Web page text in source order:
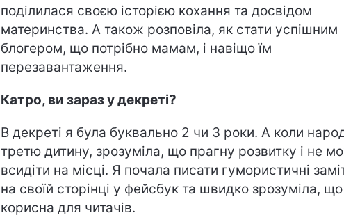
поділилася своєю історією кохання та досвідом
материнства. А також розповіла, як стати успішним
блогером, що потрібно мамам, і навіщо їм
перезавантаження.
Катро, ви зараз у декреті?
В декреті я була буквально 2 чи 3 роки. А коли
третю дитину, зрозуміла, що прагну розвитку і не
всидіти на місці. Я почала писати гумористичні
на своїй сторінці у фейсбук та швидко зрозуміла, що
корисна для читачів.